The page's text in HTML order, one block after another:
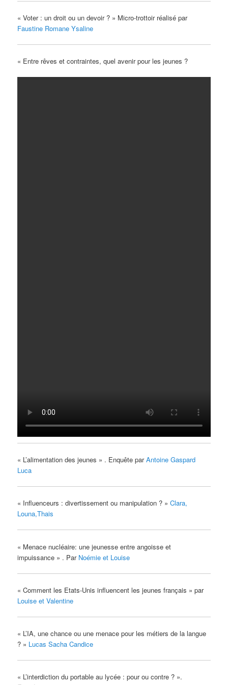
« Voter : un droit ou un devoir ? » Micro-trottoir réalisé par
Faustine Romane Ysaline
« Entre rêves et contraintes, quel avenir pour les jeunes ?
« L’alimentation des jeunes » . Enquête parAntoine Gaspard
Luca
« Influenceurs : divertissement ou manipulation ? »Clara,
Louna,Thais
« Menace nucléaire: une jeunesse entre angoisse et
impuissance » . Par Noémie et Louise
« Comment les Etats-Unis influencent les jeunes français » par
Louise et Valentine
« L’IA, une chance ou une menace pour les métiers de la langue
? » Lucas Sacha Candice
« L’interdiction du portable au lycée : pour ou contre ? ».